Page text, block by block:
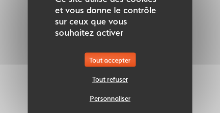
et vous donne le contrôle
sur ceux que vous
souhaitez activer
Tout accepter
Tout refuser
Personnaliser